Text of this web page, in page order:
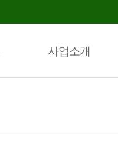
사업소개